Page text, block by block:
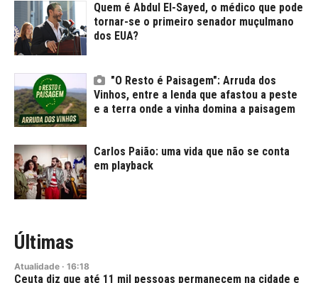
Quem é Abdul El-Sayed, o médico que pode
tornar-se o primeiro senador muçulmano
dos EUA?
"O Resto é Paisagem": Arruda dos
Vinhos, entre a lenda que afastou a peste
e a terra onde a vinha domina a paisagem
Carlos Paião: uma vida que não se conta
em playback
Últimas
Atualidade · 16:18
Ceuta diz que até 11 mil pessoas permanecem na cidade e